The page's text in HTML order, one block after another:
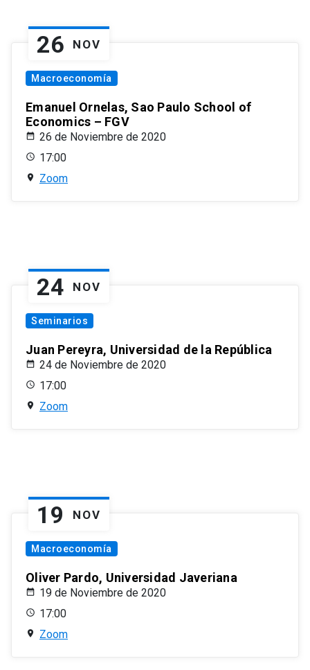
26 NOV
Macroeconomía
Emanuel Ornelas, Sao Paulo School of
Economics – FGV
26 de Noviembre de 2020
17:00
Zoom
24 NOV
Seminarios
Juan Pereyra, Universidad de la República
24 de Noviembre de 2020
17:00
Zoom
19 NOV
Macroeconomía
Oliver Pardo, Universidad Javeriana
19 de Noviembre de 2020
17:00
Zoom